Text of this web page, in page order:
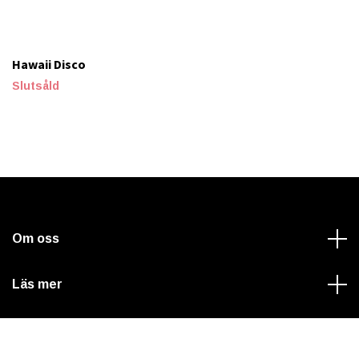
Hawaii Disco
Slutsåld
Om oss
Läs mer